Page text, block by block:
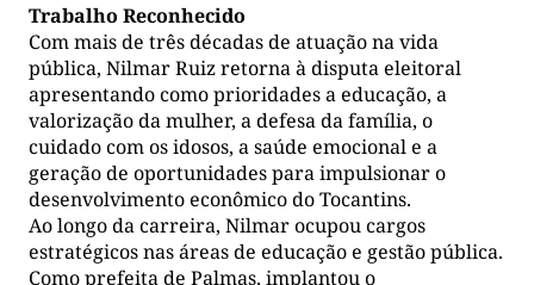
Trabalho Reconhecido
Com mais de três décadas de atuação na vida
pública, Nilmar Ruiz retorna à disputa eleitoral
apresentando como prioridades a educação, a
valorização da mulher, a defesa da família, o
cuidado com os idosos, a saúde emocional e a
geração de oportunidades para impulsionar o
desenvolvimento econômico do Tocantins.
Ao longo da carreira, Nilmar ocupou cargos
estratégicos nas áreas de educação e gestão pública.
Como prefeita de Palmas, implantou o